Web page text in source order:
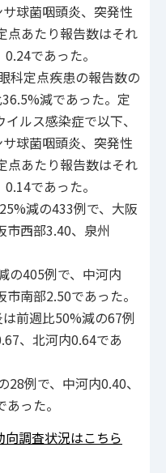
球菌咽頭炎、突発性
点あたり報告数はそれ
であった。
科定点疾患の報告数の
減であった。定
ルス感染症で以下、
球菌咽頭炎、突発性
点あたり報告数はそれ
であった。
減の433例で、大阪
市西部3.40、泉州
の405例で、中河内
南部2.50であった。
前週比50%減の67例
、北河内0.64であ
例で、中河内0.40、
った。
調査状況はこちら